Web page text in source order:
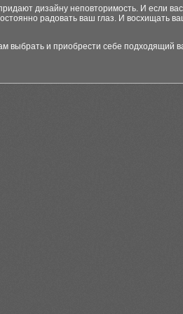
дизайну неповторимость. И если
радовать ваш глаз. И восхищать
выбрать и приобрести себе подходящий